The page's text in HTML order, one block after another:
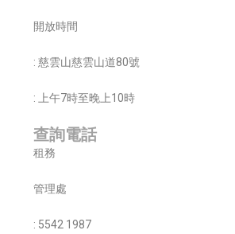
開放時間
: 慈雲山慈雲山道80號
: 上午7時至晚上10時
查詢電話
租務
管理處
: 5542 1987